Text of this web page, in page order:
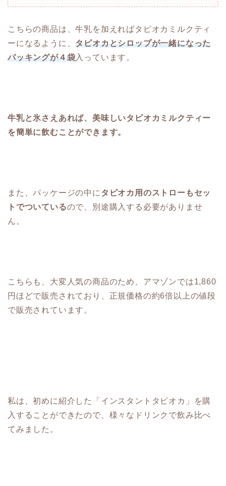
こちらの商品は、牛乳を加えればタピオカミルクティ
ーになるように、タピオカとシロップが一緒になった
パッキングが４袋入っています。
牛乳と氷さえあれば、美味しいタピオカミルクティー
を簡単に飲むことができます。
また、パッケージの中に タピオカ用のストローもセッ
トでついているので、別途購入する必要がありませ
ん。
こちらも、大変人気の商品のため、アマゾンでは1,860
円ほどで販売されており、正規価格の約6倍以上の値段
で販売されています。
私は、初めに紹介した「インスタントタピオカ」を購
入することができたので、様々なドリンクで飲み比べ
てみました。